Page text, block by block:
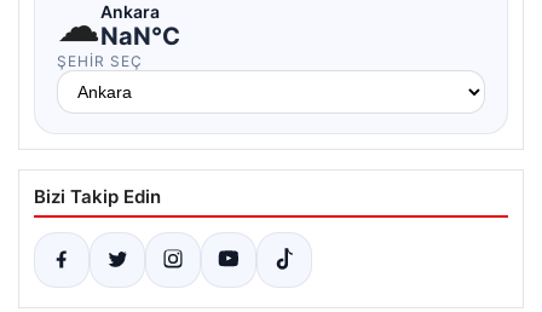
☁Ankara
NaN°C
ŞEHIR SEÇ
Bizi Takip Edin